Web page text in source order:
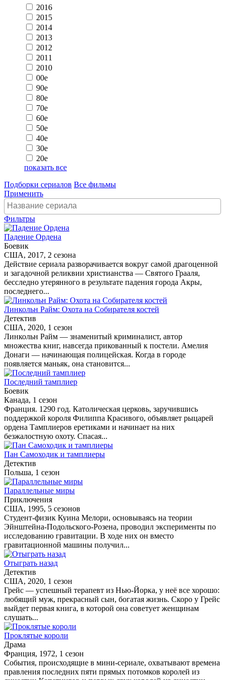
2016
2015
2014
2013
2012
2011
2010
00e
90e
80e
70e
60e
50e
40e
30e
20e
показать все
Подборки сериалов Все фильмы
Применить
Фильтры
Падение Ордена
Боевик
США, 2017, 2 сезона
Действие сериала разворачивается вокруг самой драгоценной
и загадочной реликвии христианства — Святого Грааля,
бесследно утерянного в результате падения города Акры,
последнего...
Линкольн Райм: Охота на Собирателя костей
Детектив
США, 2020, 1 сезон
Линкольн Райм — знаменитый криминалист, автор
множества книг, навсегда прикованный к постели. Амелия
Донаги — начинающая полицейская. Когда в городе
появляется маньяк, она становится...
Последний тамплиер
Боевик
Канада, 1 сезон
Франция. 1290 год. Католическая церковь, заручившись
поддержкой короля Филиппа Красивого, объявляет рыцарей
ордена Тамплиеров еретиками и начинает на них
безжалостную охоту. Спасая...
Пан Самоходик и тамплиеры
Детектив
Польша, 1 сезон
Параллельные миры
Приключения
США, 1995, 5 сезонов
Студент-физик Куина Мелори, основываясь на теории
Эйнштейна-Подольского-Розена, проводил эксперименты по
исследованию гравитации. В ходе них он вместо
гравитационной машины получил...
Отыграть назад
Детектив
США, 2020, 1 сезон
Грейс — успешный терапевт из Нью-Йорка, у неё все хорошо:
любящий муж, прекрасный сын, богатая жизнь. Скоро у Грейс
выйдет первая книга, в которой она советует женщинам
слушать...
Проклятые короли
Драма
Франция, 1972, 1 сезон
События, происходящие в мини-сериале, охватывают времена
правления последних пяти прямых потомков королей из